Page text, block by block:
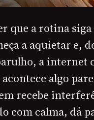
que a rotina
a aquietar e,
a internet
algo
recebe
com calma, dá